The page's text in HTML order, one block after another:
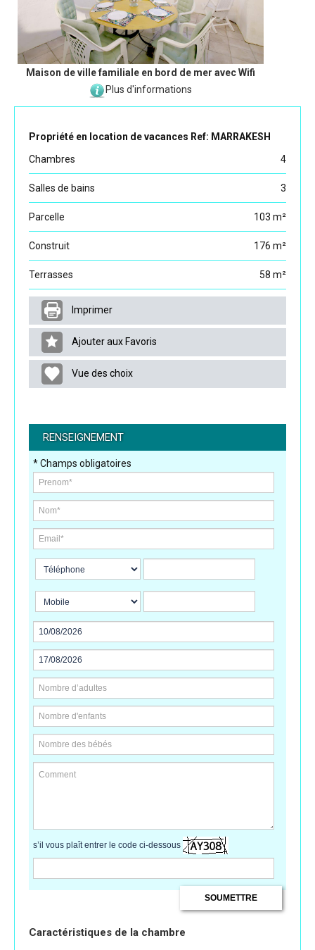
Maison de ville familiale en bord de mer avec Wifi
Plus d'informations
Propriété en location de vacances Ref: MARRAKESH
Chambres
4
Salles de bains 3
Parcelle 103 m²
Construit 176 m²
Terrasses 58 m²
Imprimer
Ajouter aux Favoris
Vue des choix
RENSEIGNEMENT
* Champs obligatoires
s’il vous plaît entrer le code ci-dessous
Caractéristiques de la chambre